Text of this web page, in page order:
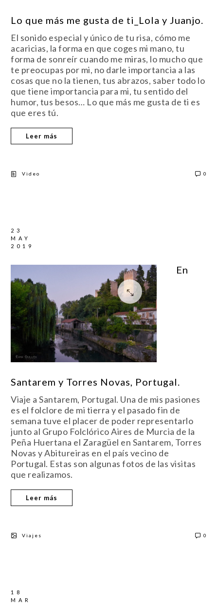
Lo que más me gusta de ti_Lola y Juanjo.
El sonido especial y único de tu risa, cómo me
acaricias, la forma en que coges mi mano, tu
forma de sonreír cuando me miras, lo mucho que
te preocupas por mi, no darle importancia a las
cosas que no la tienen, tus abrazos, saber todo lo
que tiene importancia para mi, tu sentido del
humor, tus besos… Lo que más me gusta de ti es
que eres tú.
Leer más
Video 0
23
MAY
2019
En
Santarem y Torres Novas, Portugal.
Viaje a Santarem, Portugal. Una de mis pasiones
es el folclore de mi tierra y el pasado fin de
semana tuve el placer de poder representarlo
junto al Grupo Folclórico Aires de Murcia de la
Peña Huertana el Zaragüel en Santarem, Torres
Novas y Abitureiras en el país vecino de
Portugal. Estas son algunas fotos de las visitas
que realizamos.
Leer más
Viajes 0
18
MAR